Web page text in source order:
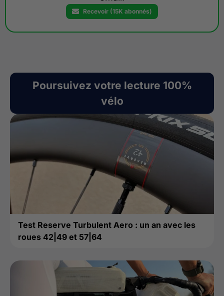
Recevoir (15K abonnés)
Poursuivez votre lecture 100%
vélo
Test Reserve Turbulent Aero : un an avec les
roues 42|49 et 57|64